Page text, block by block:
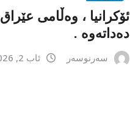
ئۆکرانیا ، وەڵامی عێراق
دەداتەوە .
سەرنوسەر ئاب 2, 2026